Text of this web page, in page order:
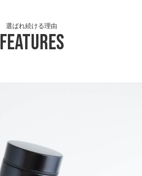
Features
選ばれ続ける理由